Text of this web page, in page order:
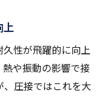
上
性が飛躍的に向上
や振動の影響で接
圧接ではこれを大